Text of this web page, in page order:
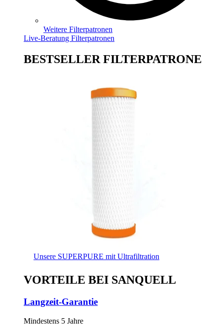
Weitere Filterpatronen
Live-Beratung Filterpatronen
BESTSELLER FILTERPATRONE
Unsere SUPERPURE mit Ultrafiltration
VORTEILE BEI SANQUELL
Langzeit-Garantie
Mindestens 5 Jahre